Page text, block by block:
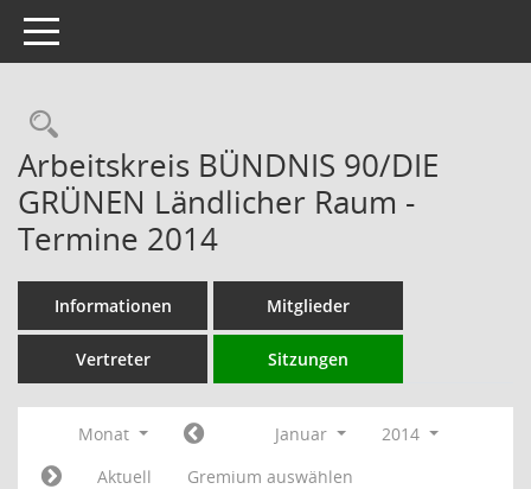
Toggle navigation
Rechercheauswahl
Arbeitskreis BÜNDNIS 90/DIE
GRÜNEN Ländlicher Raum -
Termine 2014
Informationen Mitglieder
Vertreter Sitzungen
Monat Januar
2014
Aktuell
Gremium auswählen